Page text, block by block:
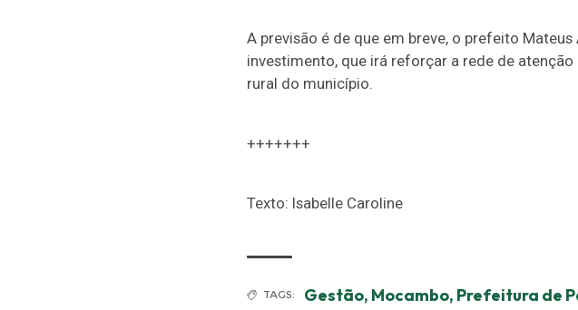
A previsão é de que em breve, o prefeito
investimento, que irá reforçar a rede de
rural do município.
+++++++
Texto: Isabelle Caroline
TAGS: Gestão, Mocambo, Prefeitura de